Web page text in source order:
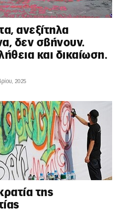
ανεξίτηλα
δεν σβήνουν.
και δικαίωση.
2025
της